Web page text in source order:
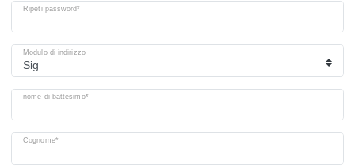
Ripeti password*
Modulo di indirizzo
nome di battesimo*
Cognome*